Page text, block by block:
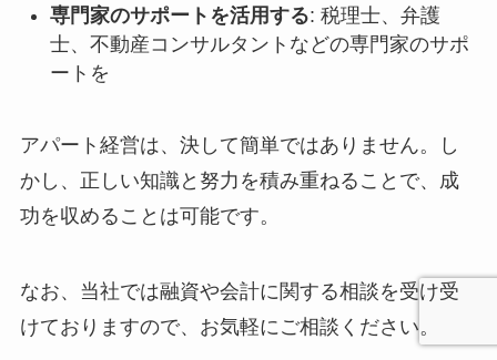
専門家のサポートを活用する: 税理士、弁護
士、不動産コンサルタントなどの専門家のサポ
ートを
アパート経営は、決して簡単ではありません。し
かし、正しい知識と努力を積み重ねることで、成
功を収めることは可能です。
なお、当社では融資や会計に関する相談を受け受
けておりますので、お気軽にご相談ください。